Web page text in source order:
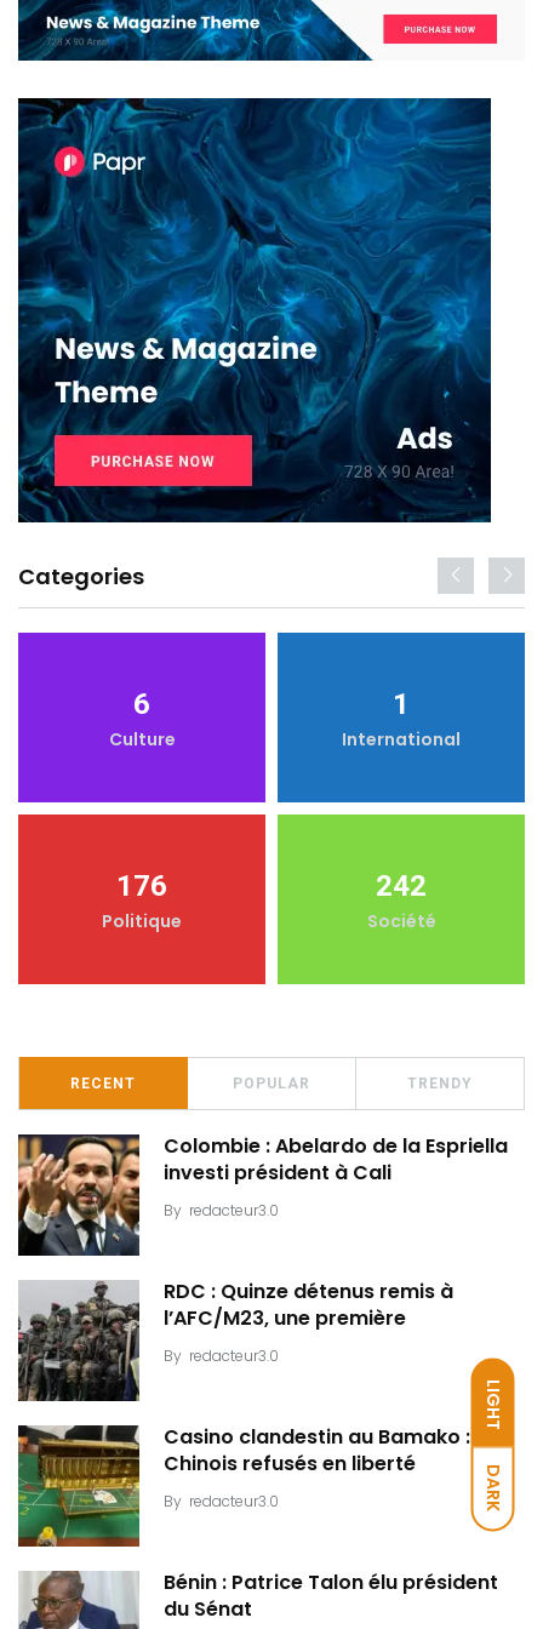
LIGHT
DARK
Categories
6
Culture
1
International
176
Politique
242
Société
RECENT POPULAR TRENDY
Colombie : Abelardo de la Espriella
investi président à Cali
By redacteur3.0
RDC : Quinze détenus remis à
l’AFC/M23, une première
By redacteur3.0
Casino clandestin au Bamako : Dix
Chinois refusés en liberté
By redacteur3.0
Bénin : Patrice Talon élu président
du Sénat